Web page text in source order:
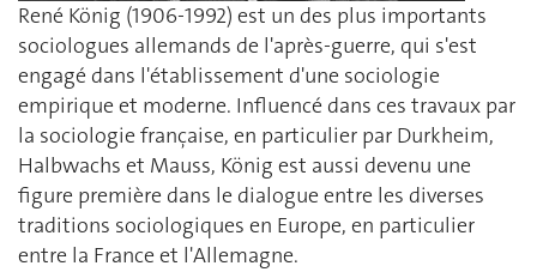
René König (1906-1992) est un des plus importants
sociologues allemands de l'après-guerre, qui s'est
engagé dans l'établissement d'une sociologie
empirique et moderne. Influencé dans ces travaux par
la sociologie française, en particulier par Durkheim,
Halbwachs et Mauss, König est aussi devenu une
figure première dans le dialogue entre les diverses
traditions sociologiques en Europe, en particulier
entre la France et l'Allemagne.